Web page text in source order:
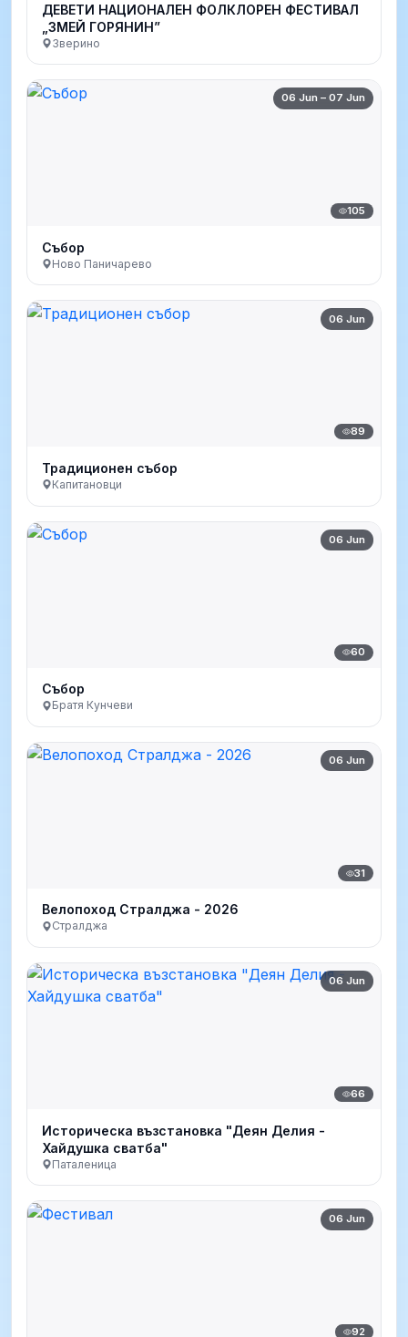
ДЕВЕТИ НАЦИОНАЛЕН ФОЛКЛОРЕН ФЕСТИВАЛ
„ЗМЕЙ ГОРЯНИН”
Зверино
06 Jun – 07 Jun
105
Събор
Ново Паничарево
06 Jun
89
Традиционен събор
Капитановци
06 Jun
60
Събор
Братя Кунчеви
06 Jun
31
Велопоход Стралджа - 2026
Стралджа
06 Jun
66
Историческа възстановка "Деян Делия -
Хайдушка сватба"
Паталеница
06 Jun
92